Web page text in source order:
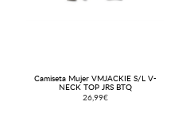
Camiseta Mujer VMJACKIE S/L V-
NECK TOP JRS BTQ
26,99€